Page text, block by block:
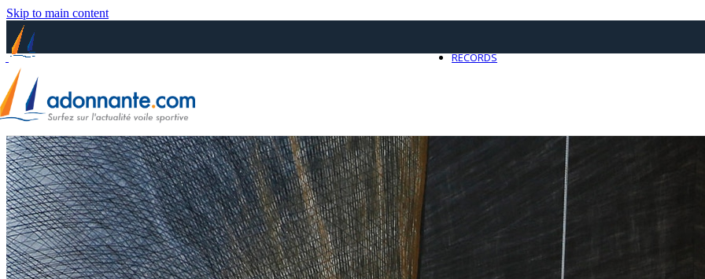
Skip to main content
0
RECORDS